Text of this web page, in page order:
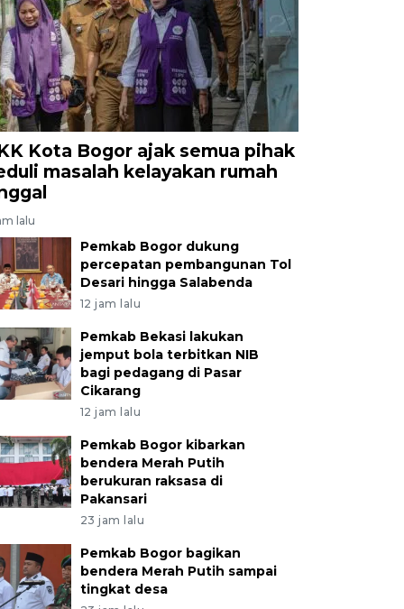
Kota Bogor ajak semua pihak
masalah kelayakan rumah
lalu
Pemkab Bogor dukung
percepatan pembangunan Tol
Desari hingga Salabenda
12 jam lalu
Pemkab Bekasi lakukan
jemput bola terbitkan NIB
bagi pedagang di Pasar
Cikarang
12 jam lalu
Pemkab Bogor kibarkan
bendera Merah Putih
berukuran raksasa di
Pakansari
23 jam lalu
Pemkab Bogor bagikan
bendera Merah Putih sampai
tingkat desa